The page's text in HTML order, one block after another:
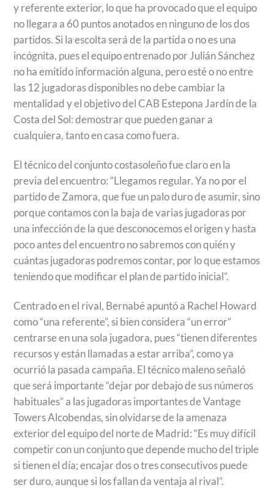
y referente exterior, lo que ha provocado que el equipo
no llegara a 60 puntos anotados en ninguno de los dos
partidos. Si la escolta será de la partida o no es una
incógnita, pues el equipo entrenado por Julián Sánchez
no ha emitido información alguna, pero esté o no entre
las 12 jugadoras disponibles no debe cambiar la
mentalidad y el objetivo del CAB Estepona Jardín de la
Costa del Sol: demostrar que pueden ganar a
cualquiera, tanto en casa como fuera.
El técnico del conjunto costasoleño fue claro en la
previa del encuentro: “Llegamos regular. Ya no por el
partido de Zamora, que fue un palo duro de asumir, sino
porque contamos con la baja de varias jugadoras por
una infección de la que desconocemos el origen y hasta
poco antes del encuentro no sabremos con quién y
cuántas jugadoras podremos contar, por lo que estamos
teniendo que modificar el plan de partido inicial”.
Centrado en el rival, Bernabé apuntó a Rachel Howard
como “una referente”, si bien considera “un error”
centrarse en una sola jugadora, pues “tienen diferentes
recursos y están llamadas a estar arriba”, como ya
ocurrió la pasada campaña. El técnico maleno señaló
que será importante “dejar por debajo de sus números
habituales” a las jugadoras importantes de Vantage
Towers Alcobendas, sin olvidarse de la amenaza
exterior del equipo del norte de Madrid: “Es muy difícil
competir con un conjunto que depende mucho del triple
si tienen el día; encajar dos o tres consecutivos puede
ser duro, aunque si los fallan da ventaja al rival”.